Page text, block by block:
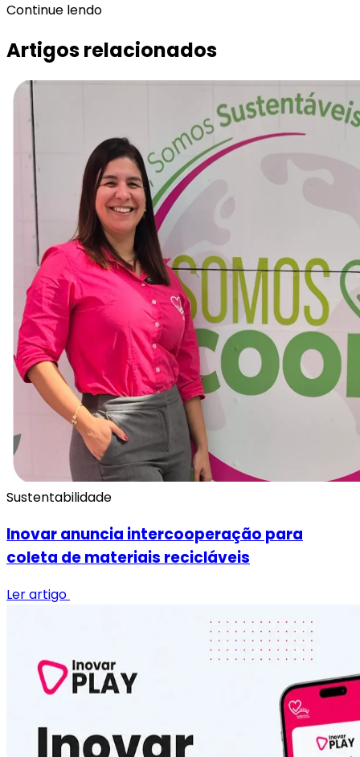
Continue lendo
Artigos relacionados
Sustentabilidade
Inovar anuncia intercooperação para
coleta de materiais recicláveis
Ler artigo